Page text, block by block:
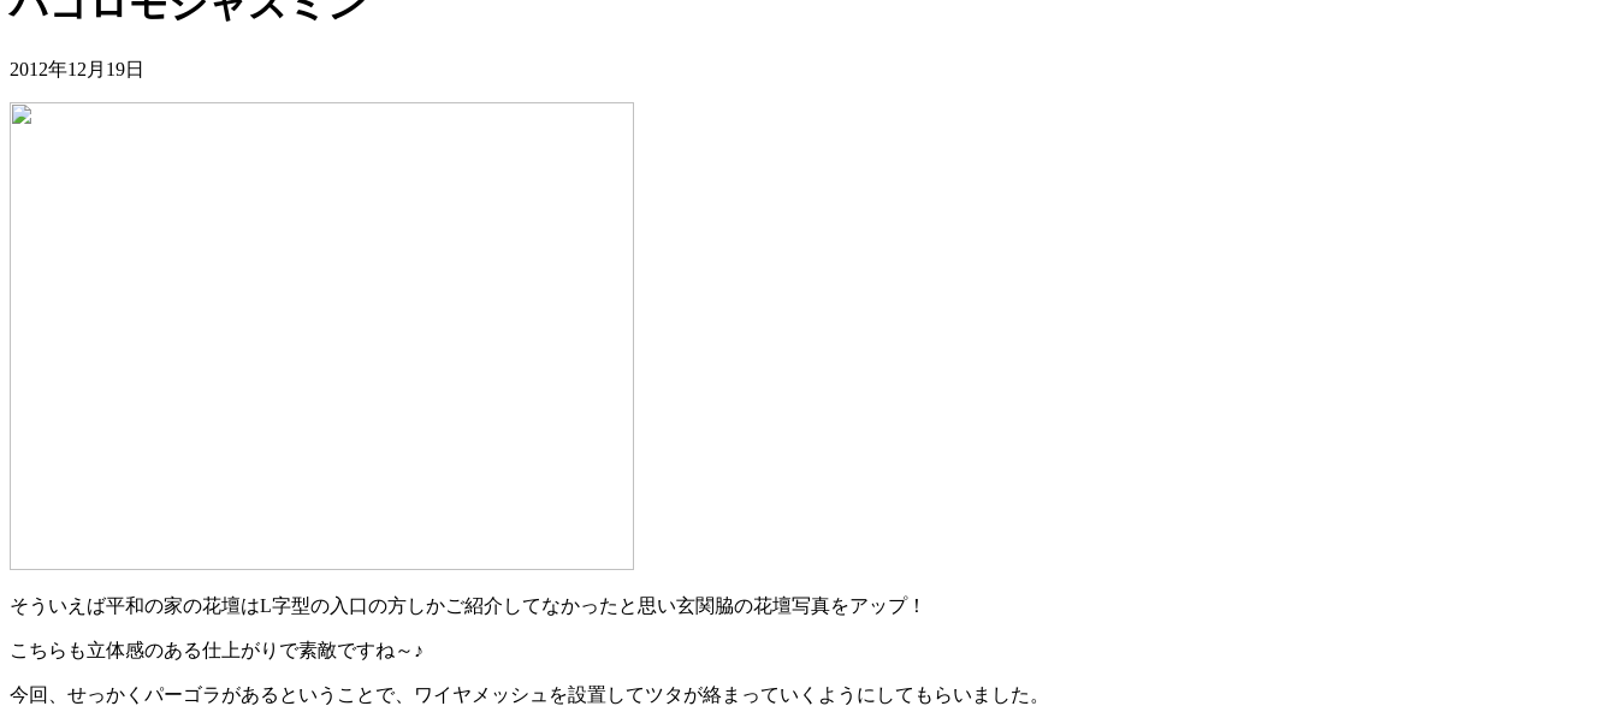
2012年12月19日
そういえば平和の家の花壇はL字型の入口の方しかご紹介してなかったと思い玄関脇の花壇写真をアップ！
こちらも立体感のある仕上がりで素敵ですね～♪
今回、せっかくパーゴラがあるということで、ワイヤメッシュを設置してツタが絡まっていくようにしてもらいました。